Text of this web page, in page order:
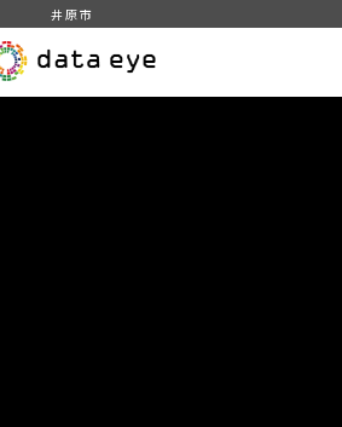
井原市